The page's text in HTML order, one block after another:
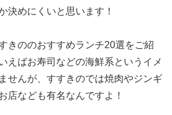
決めにくいと思います！
きののおすすめランチ20選をご紹
えばお寿司などの海鮮系というイメ
せんが、すすきのでは焼肉やジンギ
店なども有名なんですよ！